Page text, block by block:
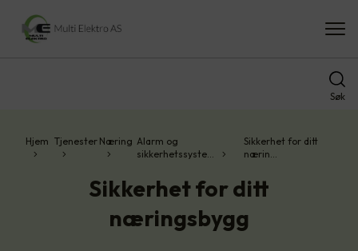
Søk
Hjem Tjenester Næring Alarm og
sikkerhetssyste…
Sikkerhet for ditt
nærin…
Sikkerhet for ditt
næringsbygg